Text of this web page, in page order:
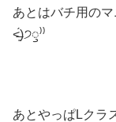
あとはバチ用の
˂̶͈́)੭ꠥ⁾⁾
あとやっぱLクラ